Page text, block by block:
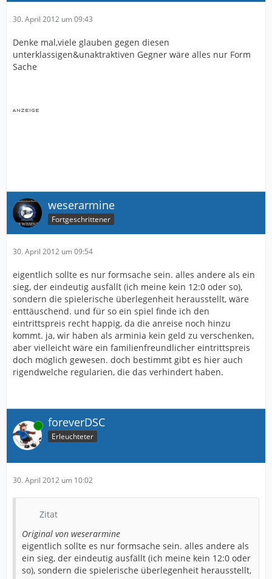
30. April 2012 um 09:43
Denke mal,viele glauben gegen diesen
unterklassigen&unaktraktiven Gegner wäre alles nur Form
Sache
weserarmine
Fortgeschrittener
30. April 2012 um 09:54
eigentlich sollte es nur formsache sein. alles andere als ein
sieg, der eindeutig ausfällt (ich meine kein 12:0 oder so),
sondern die spielerische überlegenheit herausstellt, wäre
enttäuschend. und für so ein spiel finde ich den
eintrittspreis recht happig, da die anreise noch hinzu
kommt. ja, wir haben als arminia kein geld zu verschenken,
aber vielleicht wäre ein familienfreundlicher eintrittspreis
doch möglich gewesen. doch bestimmt gibt es hier auch
rigendwelche regularien, die das verhindert haben.
Online foreverDSC
Erleuchteter
30. April 2012 um 10:02
Zitat
Original von weserarmine
eigentlich sollte es nur formsache sein. alles andere als
ein sieg, der eindeutig ausfällt (ich meine kein 12:0 oder
so), sondern die spielerische überlegenheit herausstellt,